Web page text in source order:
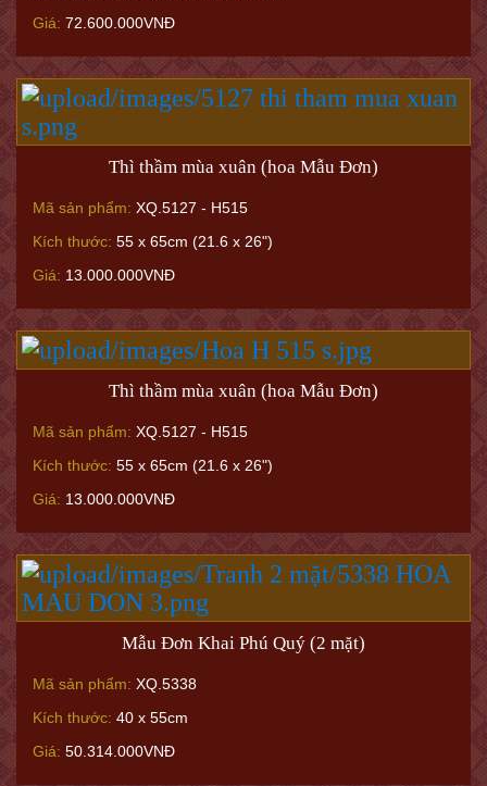
Giá: 72.600.000VNĐ
Thì thầm mùa xuân (hoa Mẫu Đơn)
Mã sản phẩm: XQ.5127 - H515
Kích thước: 55 x 65cm (21.6 x 26")
Giá: 13.000.000VNĐ
Thì thầm mùa xuân (hoa Mẫu Đơn)
Mã sản phẩm: XQ.5127 - H515
Kích thước: 55 x 65cm (21.6 x 26")
Giá: 13.000.000VNĐ
Mẫu Đơn Khai Phú Quý (2 mặt)
Mã sản phẩm: XQ.5338
Kích thước: 40 x 55cm
Giá: 50.314.000VNĐ